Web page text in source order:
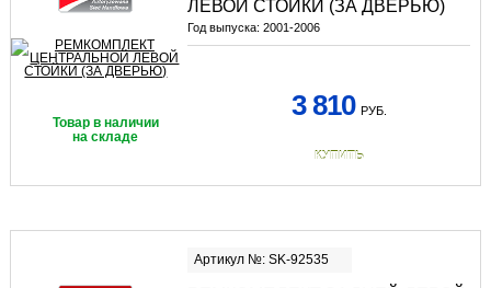
ЛЕВОЙ СТОЙКИ (ЗА ДВЕРЬЮ)
Год выпуска: 2001-2006
Товар в наличии
на складе
3 810 РУБ.
КУПИТЬ
Артикул №: SK-92535